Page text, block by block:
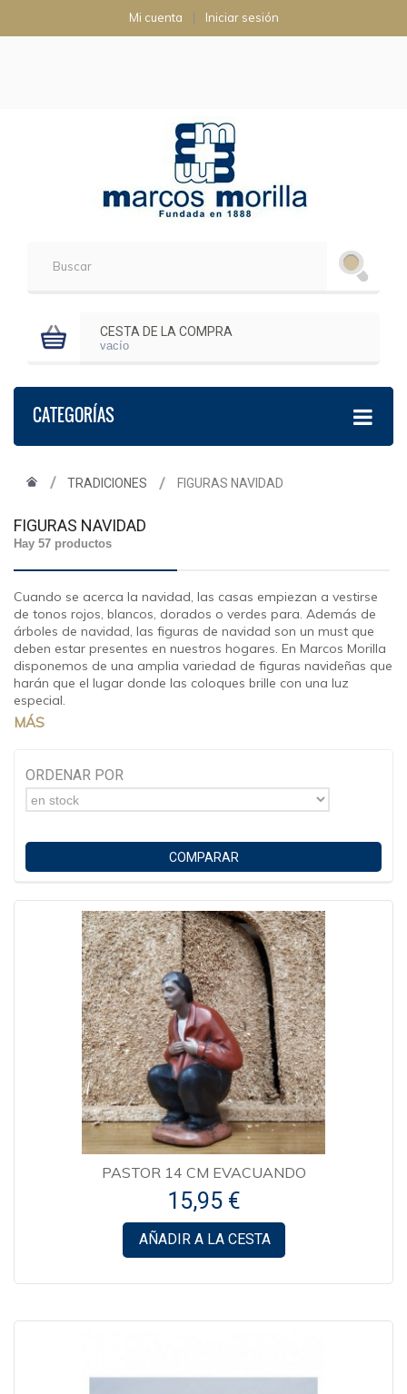
Mi cuenta Iniciar sesión
CESTA DE LA COMPRA
vacío
CATEGORÍAS
TRADICIONES FIGURAS NAVIDAD
FIGURAS NAVIDAD
Hay 57 productos
Cuando se acerca la navidad, las casas empiezan a vestirse
de tonos rojos, blancos, dorados o verdes para. Además de
árboles de navidad, las figuras de navidad son un must que
deben estar presentes en nuestros hogares. En Marcos Morilla
disponemos de una amplia variedad de figuras navideñas que
harán que el lugar donde las coloques brille con una luz
especial.
MÁS
ORDENAR POR
en stock
COMPARAR
PASTOR 14 CM EVACUANDO
15,95 €
AÑADIR A LA CESTA